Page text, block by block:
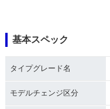
基本スペック
タイプグレード名
モデルチェンジ区分